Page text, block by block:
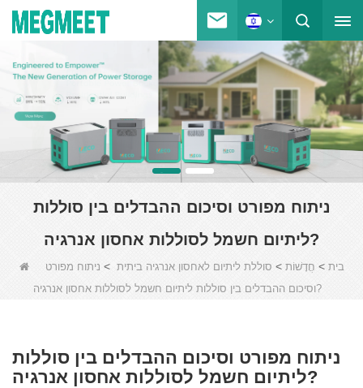
ניתוח מפורט וסיכום ההבדלים בין סוללות
ליתיום חשמל לסוללות אחסון אנרגיה?
בית > חֲדָשׁוֹת > סוללת ליתיום לאחסון אנרגיה ביתית > ניתוח מפורט
וסיכום ההבדלים בין סוללות ליתיום חשמל לסוללות אחסון אנרגיה?
ניתוח מפורט וסיכום ההבדלים בין סוללות
ליתיום חשמל לסוללות אחסון אנרגיה?